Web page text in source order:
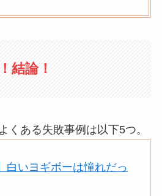
！結論！
くある失敗事例は以下5つ。
白いヨギボーは憧れだっ